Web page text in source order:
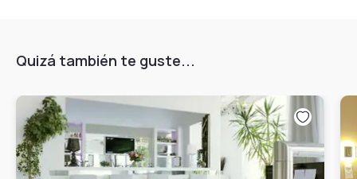
Quizá también te guste...